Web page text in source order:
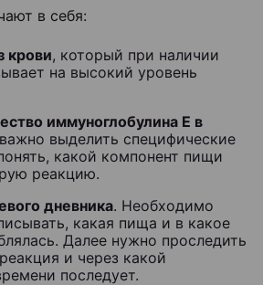
в себя:
крови, который при наличии
на высокий уровень
иммуноглобулина E в
выделить специфические
какой компонент пищи
реакцию.
дневника. Необходимо
какая пища и в какое
Далее нужно проследить
и через какой
последует.